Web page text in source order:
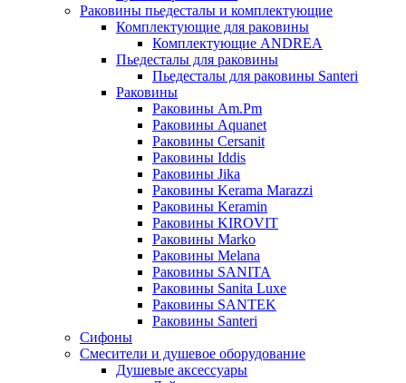
Раковины пьедесталы и комплектующие
Комплектующие для раковины
Комплектующие ANDREA
Пьедесталы для раковины
Пьедесталы для раковины Santeri
Раковины
Раковины Am.Pm
Раковины Aquanet
Раковины Cersanit
Раковины Iddis
Раковины Jika
Раковины Kerama Marazzi
Раковины Keramin
Раковины KIROVIT
Раковины Marko
Раковины Melana
Раковины SANITA
Раковины Sanita Luxe
Раковины SANTEK
Раковины Santeri
Сифоны
Смесители и душевое оборудование
Душевые аксессуары